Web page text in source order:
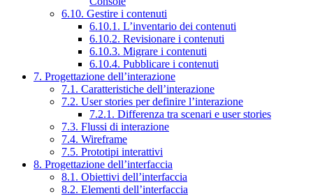
6.10. Gestire i contenuti
6.10.1. L’inventario dei contenuti
6.10.2. Revisionare i contenuti
6.10.3. Migrare i contenuti
6.10.4. Pubblicare i contenuti
7. Progettazione dell’interazione
7.1. Caratteristiche dell’interazione
7.2. User stories per definire l’interazione
7.2.1. Differenza tra scenari e user stories
7.3. Flussi di interazione
7.4. Wireframe
7.5. Prototipi interattivi
8. Progettazione dell’interfaccia
8.1. Obiettivi dell’interfaccia
8.2. Elementi dell’interfaccia